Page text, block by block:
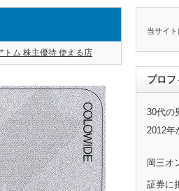
トム 株主優待 使える店
当サイ
プロフ
30代の
2012年
岡三オ
証券に